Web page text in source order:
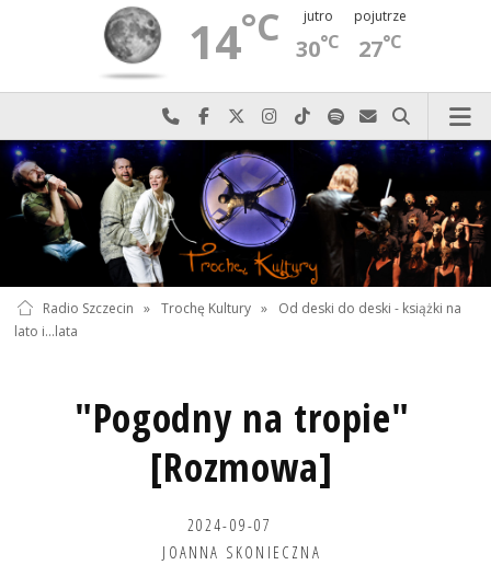
14°C jutro
30°C
pojutrze
27°C
Najlepiej po prostu do nas zadzwoń
Odwiedź nas na Facebook-u
Odwiedź nas na X
Odwiedź nas na Instagram-ie
Odwiedź nas na TikTok-u
Szukaj nas na Spotify
Wyślij do nas
Szukaj
Radio Szczecin » Trochę Kultury »
Od deski do deski - książki na
lato i...lata
"Pogodny na tropie"
[Rozmowa]
2024-09-07
JOANNA SKONIECZNA